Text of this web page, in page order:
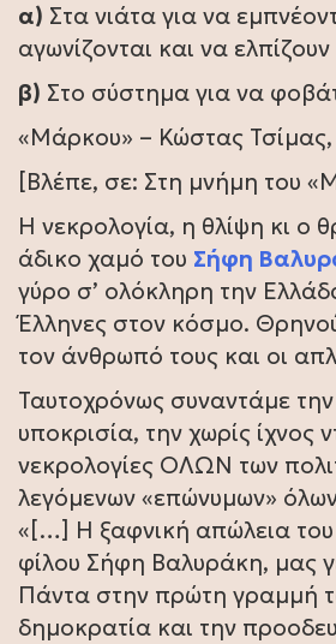
α) Στα νιάτα για να
αγωνίζονται και να ελπίζουν
β) Στο σύστημα για να
«Μάρκου» – Κώστας
[Βλέπε, σε: Στη μνήμη του
Η νεκρολογία, η θλίψη κι ο
άδικο χαμό του Σήφη
γύρο σ’ ολόκληρη την
Έλληνες στον κόσμο.
τον άνθρωπό τους και οι
Ταυτοχρόνως συναντάμε
υποκρισία, την χωρίς ίχνος
νεκρολογίες ΟΛΩΝ των
λεγόμενων «επώνυμων»
«[…] Η ξαφνική απώλεια
φίλου Σήφη Βαλυράκη, μας
Πάντα στην πρώτη γραμμή
δημοκρατία και την